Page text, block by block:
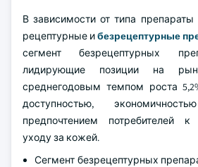
В зависимости от типа препараты
рецептурные ибезрецептурные
сегмент безрецептурных
лидирующие позиции на
среднегодовым темпом роста
доступностью,
предпочтением потребителей к
уходу за кожей.
Сегмент безрецептурных